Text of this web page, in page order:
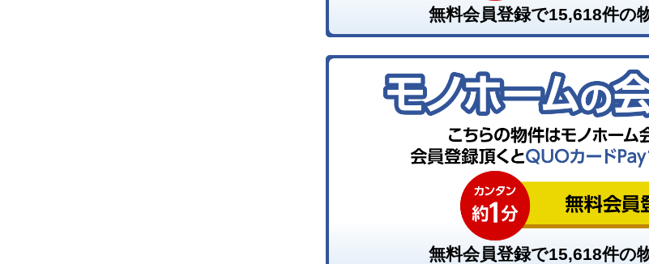
無料会員登録で15,618件の
無料会員登録で15,618件の